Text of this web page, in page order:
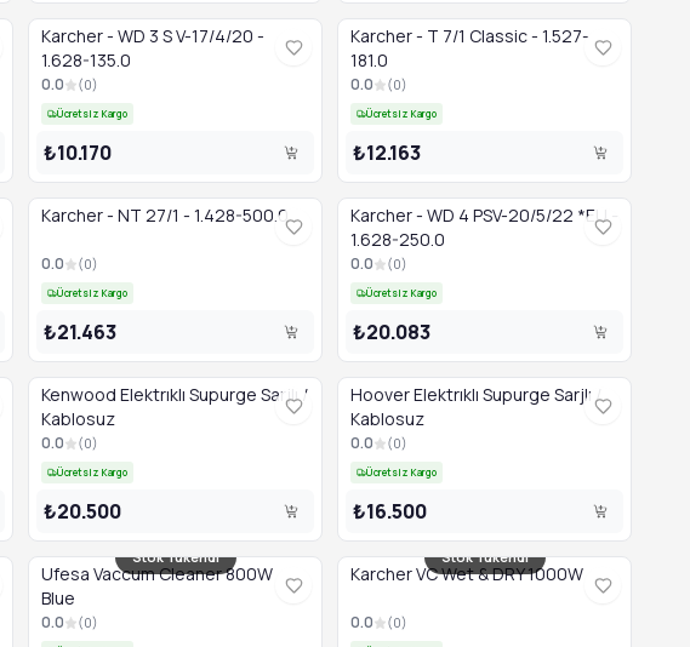
Karcher - WD 3 S V-17/4/20 -
1.628-135.0
0.0 (0)
Ücretsiz Kargo
₺10.170
Karcher - T 7/1 Classic - 1.527-
181.0
0.0 (0)
Ücretsiz Kargo
₺12.163
Karcher - NT 27/1 - 1.428-500.0
0.0 (0)
Ücretsiz Kargo
₺21.463
Karcher - WD 4 PSV-20/5/22 *EU -
1.628-250.0
0.0 (0)
Ücretsiz Kargo
₺20.083
Kenwood Elektrıklı Supurge Sarjlı /
Kablosuz
0.0 (0)
Ücretsiz Kargo
₺20.500
Hoover Elektrıklı Supurge Sarjlı /
Kablosuz
0.0 (0)
Ücretsiz Kargo
₺16.500
Stok Tükendi
Ufesa Vaccum Cleaner 800W
Blue
0.0 (0)
Stok Tükendi
Karcher VC Wet & DRY 1000W
0.0 (0)